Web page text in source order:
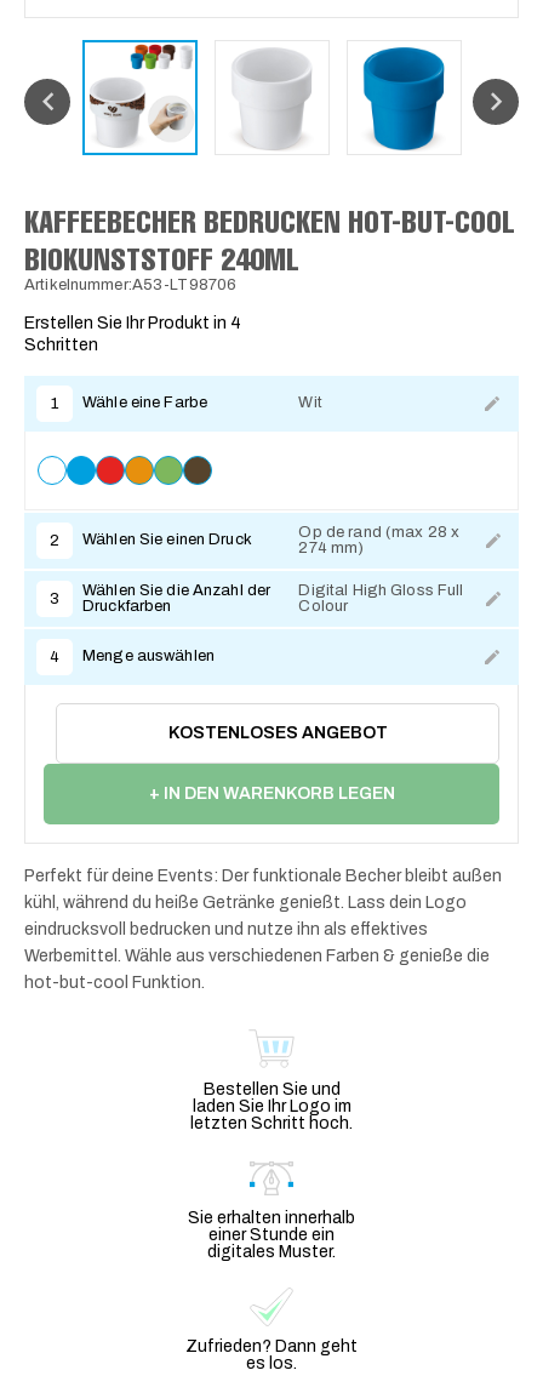
KAFFEEBECHER BEDRUCKEN HOT-BUT-COOL
BIOKUNSTSTOFF 240ML
Artikelnummer:A53-LT98706
Erstellen Sie Ihr Produkt in 4
Schritten
1 Wähle eine Farbe Wit
2 Wählen Sie einen Druck
Op de rand (max 28 x
274 mm)
3
Wählen Sie die Anzahl der
Druckfarben
Digital High Gloss Full
Colour
4 Menge auswählen
KOSTENLOSES ANGEBOT
+ IN DEN WARENKORB LEGEN
Perfekt für deine Events: Der funktionale Becher bleibt außen
kühl, während du heiße Getränke genießt. Lass dein Logo
eindrucksvoll bedrucken und nutze ihn als effektives
Werbemittel. Wähle aus verschiedenen Farben & genieße die
hot-but-cool Funktion.
Bestellen Sie und
laden Sie Ihr Logo im
letzten Schritt hoch.
Sie erhalten innerhalb
einer Stunde ein
digitales Muster.
Zufrieden? Dann geht
es los.